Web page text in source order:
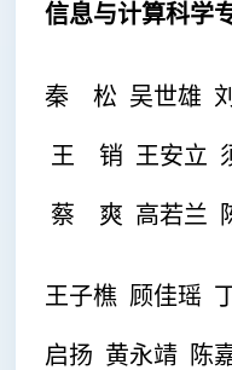
信息与计算科学
秦 松 吴世雄
王 销 王安立
蔡 爽 高若兰
王子樵 顾佳瑶
启扬 黄永靖